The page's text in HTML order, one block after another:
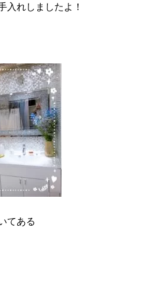
入れしましたよ！
てある